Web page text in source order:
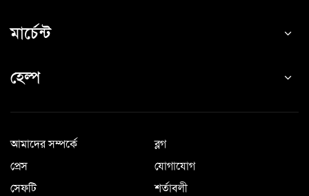
মার্চেন্ট
হেল্প
আমাদের সম্পর্কে
ব্লগ
প্রেস
যোগাযোগ
সেফটি
শর্তাবলী